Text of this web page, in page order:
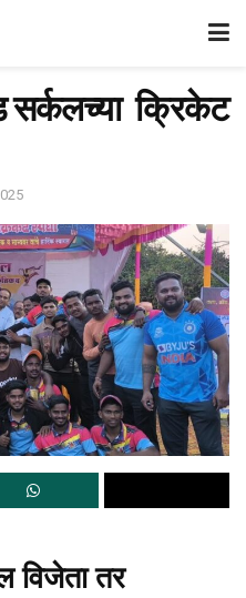
सर्कलच्या क्रिकेट
तर